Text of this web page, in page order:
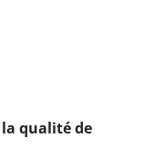
la qualité de